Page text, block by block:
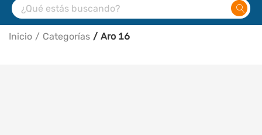
Inicio Categorías Aro 16